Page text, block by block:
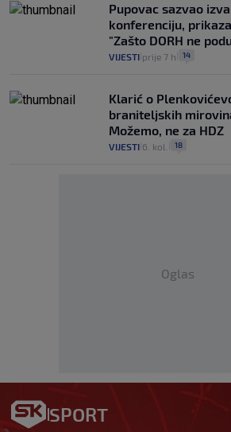
Pupovac sazvao
konferenciju,
"Zašto DORH ne
VIJESTI prije 7 h 14
Klarić o
braniteljskih
Možemo, ne za HDZ
VIJESTI 6. kol. 18
Oglas
SPORT